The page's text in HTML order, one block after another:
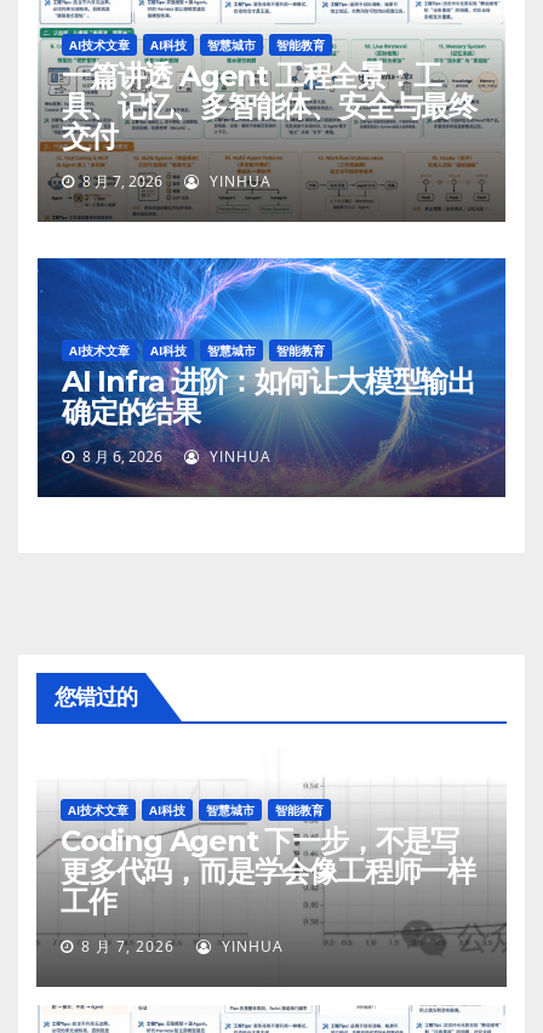
AI技术文章 AI科技 智慧城市 智能教育
一篇讲透 Agent 工程全景：工
具、记忆、多智能体、安全与最终
交付
8 月 7, 2026 YINHUA
AI技术文章 AI科技 智慧城市 智能教育
AI Infra 进阶：如何让大模型输出
确定的结果
8 月 6, 2026 YINHUA
您错过的
AI技术文章 AI科技 智慧城市 智能教育
Coding Agent 下一步，不是写
更多代码，而是学会像工程师一样
工作
8 月 7, 2026 YINHUA